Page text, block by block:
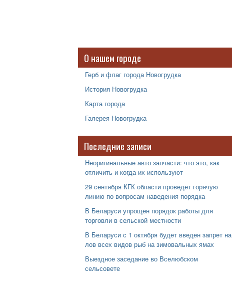
О нашем городе
Герб и флаг города Новогрудка
История Новогрудка
Карта города
Галерея Новогрудка
Последние записи
Неоригинальные авто запчасти: что это, как
отличить и когда их используют
29 сентября КГК области проведет горячую
линию по вопросам наведения порядка
В Беларуси упрощен порядок работы для
торговли в сельской местности
В Беларуси с 1 октября будет введен запрет на
лов всех видов рыб на зимовальных ямах
Выездное заседание во Вселюбском
сельсовете